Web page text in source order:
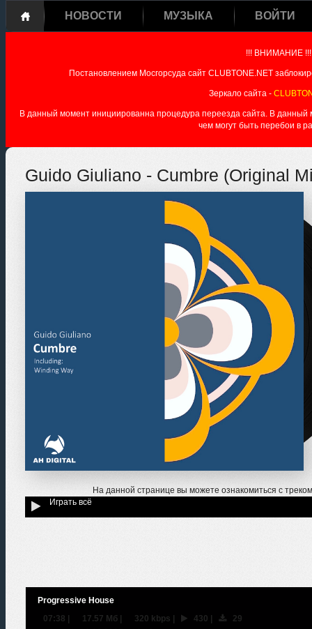
НОВОСТИ МУЗЫКА ВОЙТИ
!!! ВНИМАНИЕ !!!
Постановлением Мосгорсуда сайт CLUBTONE.NET
Зеркало сайта -
В данный момент инициированна процедура переезда сайта. В данный
чем могут быть перебои в
Guido Giuliano - Cumbre (Original
На данной странице вы можете ознакомиться с
Играть всё
Progressive House
07:38 | 17.57 Мб | 320 kbps | 430 |
29